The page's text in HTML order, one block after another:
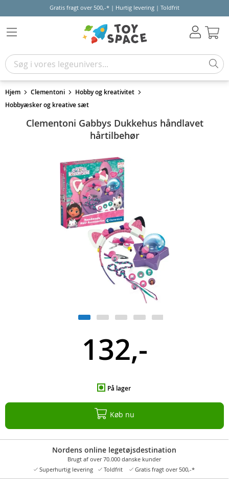
Gratis fragt over 500,-* | Hurtig levering | Toldfrit
Hjem Clementoni
Hobby og kreativitet
Hobbyæsker og kreative sæt
Clementoni Gabbys Dukkehus håndlavet
hårtilbehør
132,-
På lager
Køb nu
Nordens online legetøjsdestination
Brugt af over 70.000 danske kunder
Superhurtig levering
Toldfrit Gratis fragt over 500,-*